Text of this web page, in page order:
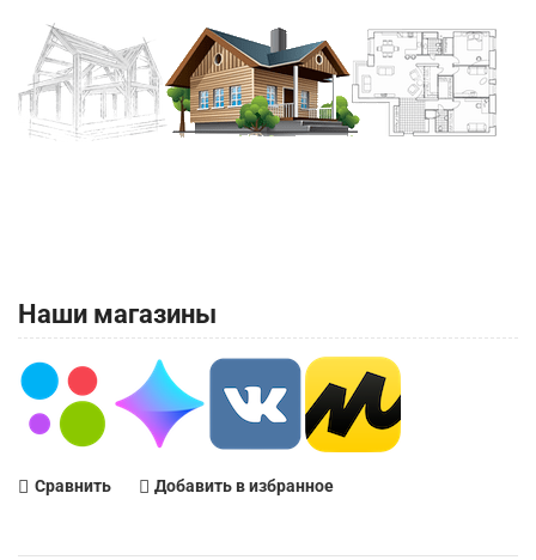
Наши магазины
Сравнить Добавить в избранное